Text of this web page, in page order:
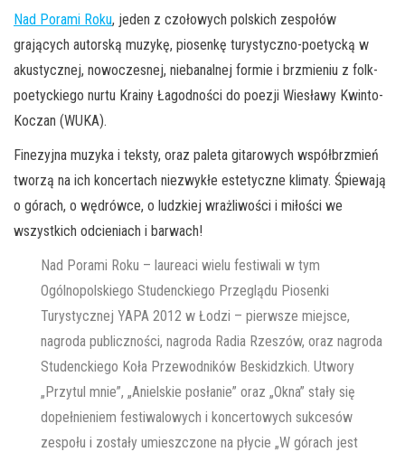
Nad Porami Roku, jeden z czołowych polskich zespołów
grających autorską muzykę, piosenkę turystyczno-poetycką w
akustycznej, nowoczesnej, niebanalnej formie i brzmieniu z folk-
poetyckiego nurtu Krainy Łagodności do poezji Wiesławy Kwinto-
Koczan (WUKA).
Finezyjna muzyka i teksty, oraz paleta gitarowych współbrzmień
tworzą na ich koncertach niezwykłe estetyczne klimaty. Śpiewają
o górach, o wędrówce, o ludzkiej wrażliwości i miłości we
wszystkich odcieniach i barwach!
Nad Porami Roku – laureaci wielu festiwali w tym
Ogólnopolskiego Studenckiego Przeglądu Piosenki
Turystycznej YAPA 2012 w Łodzi – pierwsze miejsce,
nagroda publiczności, nagroda Radia Rzeszów, oraz nagroda
Studenckiego Koła Przewodników Beskidzkich. Utwory
„Przytul mnie”, „Anielskie posłanie” oraz „Okna” stały się
dopełnieniem festiwalowych i koncertowych sukcesów
zespołu i zostały umieszczone na płycie „W górach jest